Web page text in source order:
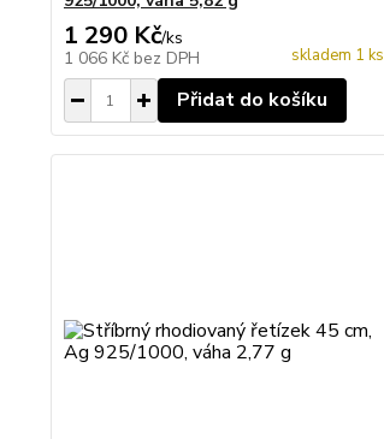
1 290 Kč/ks
1 066 Kč bez DPH skladem 1 ks
Přidat do košíku